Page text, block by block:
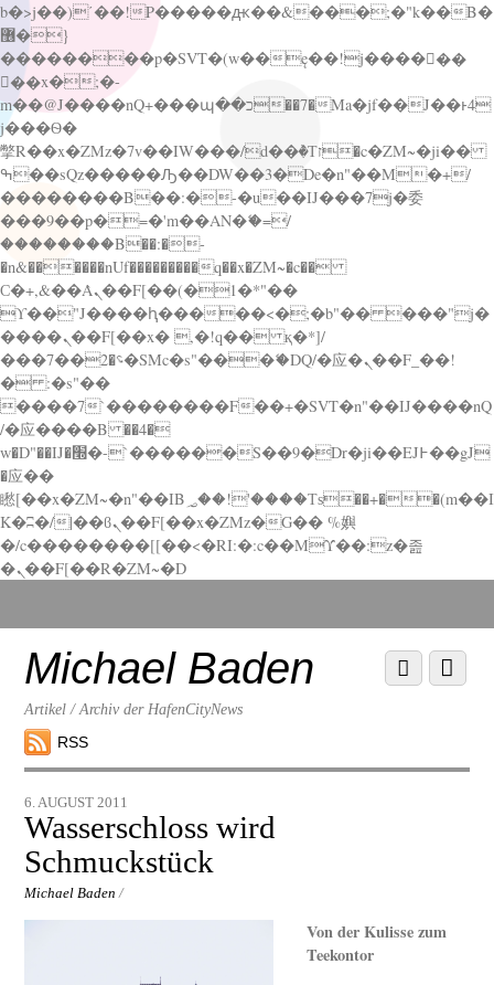
b�>j��)΄��!P�����ԫ��&���;�"k��B�
޶�}
��������p�SVT�(w��ę��!j������
��x�;�-
m��@J����nQ+���պ��כ��7�Ma�jf��J��ͱ4
j���Ѳ�
撆R��x�ZMz�7v��IW���/d��ٞ�Тז�c�ZM~�ji��
ߒ��sQz�����Ԡ��DW��3�De�n"��M�+/
��������B��:�-�u��IJ���7j�委
���9��p�=�'m��AN�ޭ�=/
��������B��:�-
�n&������nUf���������q��x�ZM~�c��
Ϲ�+,&��Ὰܢ��F[��(�1�*"��
ϒ��"J����ԧ�����<�;�b"�� ���"j�
����ܢ��F[��x� ,�!q�� қ�*]/
���؝�2��7�SMc�s"���ޭ�DQ/�应�ܢ��F_��!
� :�s"��
����7`��������F��+�SVT�n"��IJ����nQ
/�应����B ��4�
w�D"��IJ�׭�-`������S��9�Dr�ji��EJ߅��gJ
�应��
矁[��x�ZM~�n"��IB؃��!'����Тѕ��+��(m��I
K�ʭ�/|��ϐܢ��F[��x�ZMz�G�� %嬩
�/c��������[[��<�RI:�:c��MΎ��:z�졾
�ܢ��F[��R�ZM~�D
down
contentMichael Baden
Artikel / Archiv der HafenCityNews
RSS
Menu
Scroll
down
6. AUGUST 2011
Wasserschloss wird
Schmuckstück
Michael Baden /
Von der Kulisse zum
Teekontor